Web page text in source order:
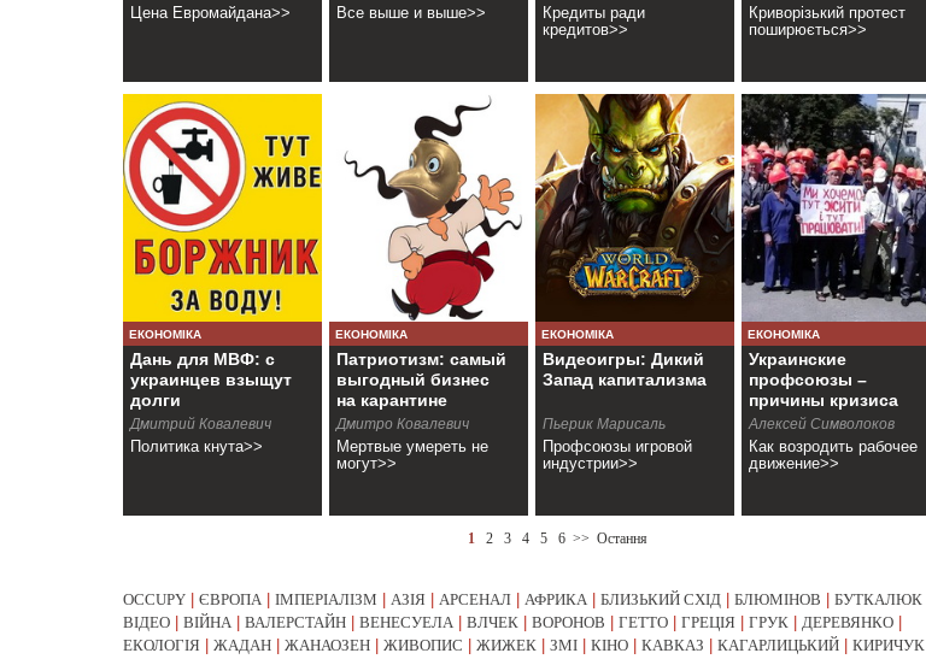
Цена Евромайдана>> Все выше и выше>>
Кредиты ради
кредитов>>
Криворізький протест
поширюється>>
ЕКОНОМІКА
Дань для МВФ: с
украинцев взыщут
долги
Дмитрий Ковалевич
Политика кнута>>
ЕКОНОМІКА
Патриотизм: самый
выгодный бизнес
на карантине
Дмитро Ковалевич
Мертвые умереть не
могут>>
ЕКОНОМІКА
Видеоигры: Дикий
Запад капитализма
Пьерик Марисаль
Профсоюзы игровой
индустрии>>
ЕКОНОМІКА
Украинские
профсоюзы –
причины кризиса
Алексей Символоков
Как возродить рабочее
движение>>
1 2 3 4 5 6 >> Остання
OCCUPY ЄВРОПА ІМПЕРІАЛІЗМ АЗІЯ АРСЕНАЛ АФРИКА БЛИЗЬКИЙ СХІД БЛЮМІНОВ БУТКАЛЮК
ВІДЕО
ВІЙНА ВАЛЕРСТАЙН ВЕНЕСУЕЛА ВЛЧЕК ВОРОНОВ ГЕТТО ГРЕЦІЯ ГРУК ДЕРЕВЯНКО
ЕКОЛОГІЯ
ЖАДАН ЖАНАОЗЕН ЖИВОПИС ЖИЖЕК ЗМІ КІНО КАВКАЗ КАГАРЛИЦЬКИЙ КИРИЧУК